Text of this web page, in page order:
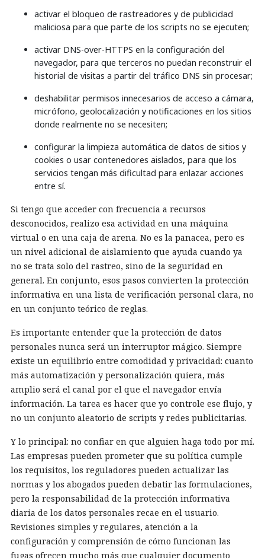
activar el bloqueo de rastreadores y de publicidad
maliciosa para que parte de los scripts no se ejecuten;
activar DNS-over-HTTPS en la configuración del
navegador, para que terceros no puedan reconstruir el
historial de visitas a partir del tráfico DNS sin procesar;
deshabilitar permisos innecesarios de acceso a cámara,
micrófono, geolocalización y notificaciones en los sitios
donde realmente no se necesiten;
configurar la limpieza automática de datos de sitios y
cookies o usar contenedores aislados, para que los
servicios tengan más dificultad para enlazar acciones
entre sí.
Si tengo que acceder con frecuencia a recursos
desconocidos, realizo esa actividad en una máquina
virtual o en una caja de arena. No es la panacea, pero es
un nivel adicional de aislamiento que ayuda cuando ya
no se trata solo del rastreo, sino de la seguridad en
general. En conjunto, esos pasos convierten la protección
informativa en una lista de verificación personal clara, no
en un conjunto teórico de reglas.
Es importante entender que la protección de datos
personales nunca será un interruptor mágico. Siempre
existe un equilibrio entre comodidad y privacidad: cuanto
más automatización y personalización quiera, más
amplio será el canal por el que el navegador envía
información. La tarea es hacer que yo controle ese flujo, y
no un conjunto aleatorio de scripts y redes publicitarias.
Y lo principal: no confiar en que alguien haga todo por mí.
Las empresas pueden prometer que su política cumple
los requisitos, los reguladores pueden actualizar las
normas y los abogados pueden debatir las formulaciones,
pero la responsabilidad de la protección informativa
diaria de los datos personales recae en el usuario.
Revisiones simples y regulares, atención a la
configuración y comprensión de cómo funcionan las
fugas ofrecen mucho más que cualquier documento